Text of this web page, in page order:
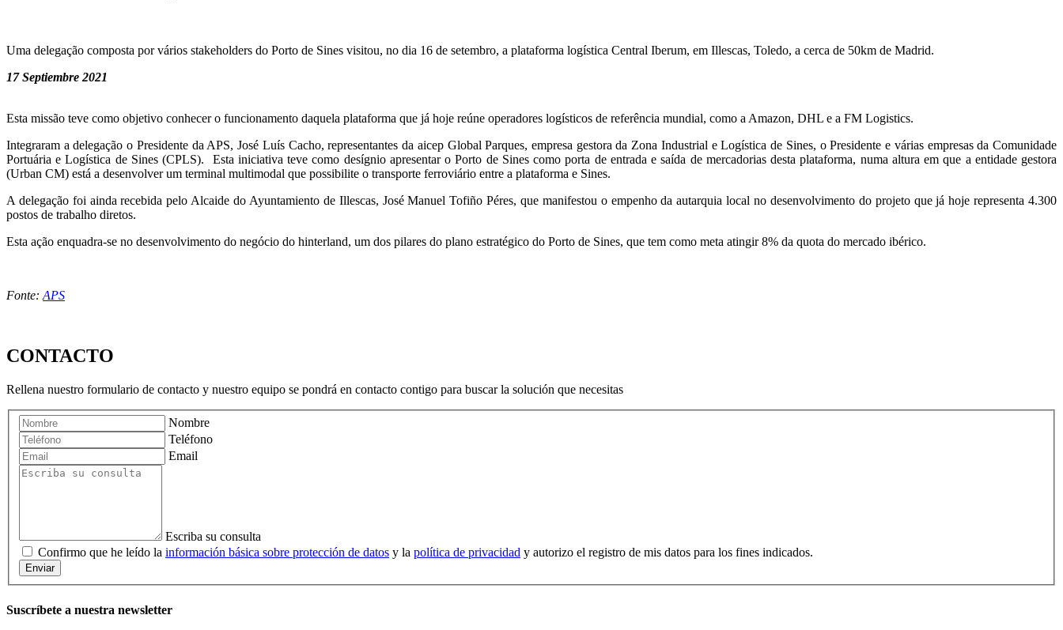
Uma delegação composta por vários stakeholders do Porto de Sines visitou, no dia 16 de setembro, a plataforma logística Central Iberum, em Illescas, Toledo, a cerca de 50km de Madrid.
17 Septiembre 2021
Esta missão teve como objetivo conhecer o funcionamento daquela plataforma que já hoje reúne operadores logísticos de referência mundial, como a Amazon, DHL e a FM Logistics.
Integraram a delegação o Presidente da APS, José Luís Cacho, representantes da aicep Global Parques, empresa gestora da Zona Industrial e Logística de Sines, o Presidente e várias empresas da Comunidade
Portuária e Logística de Sines (CPLS). Esta iniciativa teve como desígnio apresentar o Porto de Sines como porta de entrada e saída de mercadorias desta plataforma, numa altura em que a entidade gestora
(Urban CM) está a desenvolver um terminal multimodal que possibilite o transporte ferroviário entre a plataforma e Sines.
A delegação foi ainda recebida pelo Alcaide do Ayuntamiento de Illescas, José Manuel Tofiño Péres, que manifestou o empenho da autarquia local no desenvolvimento do projeto que já hoje representa 4.300
postos de trabalho diretos.
Esta ação enquadra-se no desenvolvimento do negócio do hinterland, um dos pilares do plano estratégico do Porto de Sines, que tem como meta atingir 8% da quota do mercado ibérico.
Fonte: APS
CONTACTO
Rellena nuestro formulario de contacto y nuestro equipo se pondrá en contacto contigo para buscar la solución que necesitas
Nombre
Teléfono
Email
Escriba su consulta
Confirmo que he leído la información básica sobre protección de datos y la política de privacidad y autorizo el registro de mis datos para los fines indicados.
Enviar
Suscríbete a nuestra newsletter